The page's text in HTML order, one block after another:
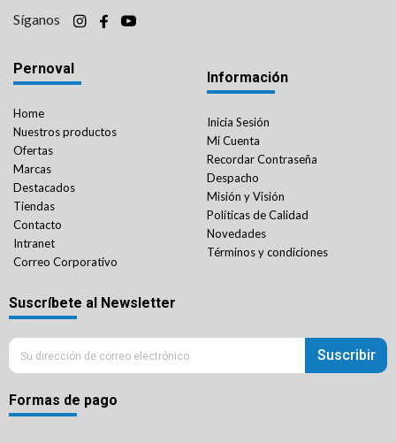
Síganos
Pernoval
Home
Nuestros productos
Ofertas
Marcas
Destacados
Tiendas
Contacto
Intranet
Correo Corporativo
Información
Inicia Sesión
Mi Cuenta
Recordar Contraseña
Despacho
Misión y Visión
Políticas de Calidad
Novedades
Términos y condiciones
Suscríbete al Newsletter
Suscribir
Formas de pago